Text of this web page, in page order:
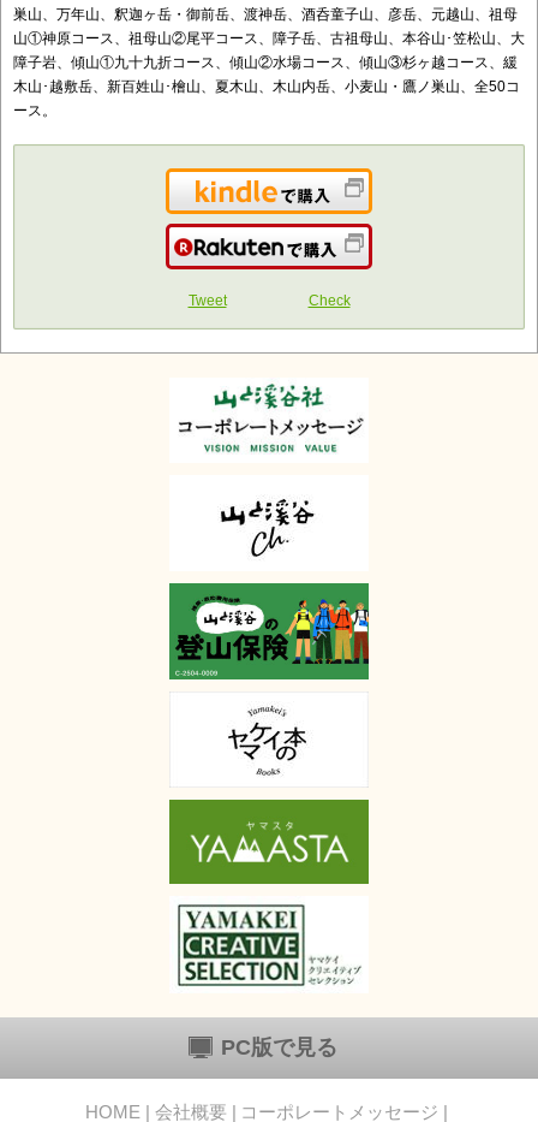
巣山、万年山、釈迦ヶ岳・御前岳、渡神岳、酒呑童子山、彦岳、元越山、祖母
山①神原コース、祖母山②尾平コース、障子岳、古祖母山、本谷山･笠松山、大
障子岩、傾山①九十九折コース、傾山②水場コース、傾山③杉ヶ越コース、緩
木山･越敷岳、新百姓山･檜山、夏木山、木山内岳、小麦山・鷹ノ巣山、全50コ
ース。
Kindleで購入
楽天で購入
Tweet Check
PC版で見る
HOME 会社概要 コーポレートメッセージ